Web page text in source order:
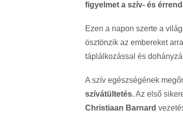
figyelmet a szív- és
Ezen a napon szerte a
ösztönzik az embereket
táplálkozással és
A szív egészségének
szívátültetés. Az első
Christiaan Barnard